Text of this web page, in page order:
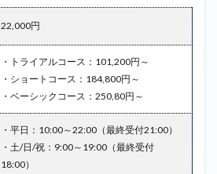
22,000円
・トライアルコース：101,200円～
・ショートコース：184,800円～
・ベーシックコース：250,80円～
・平日：10:00～22:00（最終受付21:00）
・土/日/祝：9:00～19:00（最終受付
18:00）